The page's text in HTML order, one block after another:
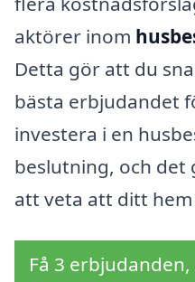
aktörer inom
Detta gör att du
bästa erbjudandet
investera i en
beslutning, och
att veta att ditt
Få 3